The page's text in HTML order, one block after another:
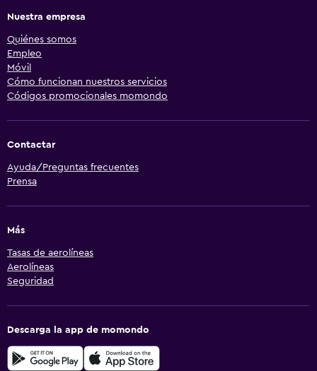
Nuestra empresa
Quiénes somos
Empleo
Móvil
Cómo funcionan nuestros servicios
Códigos promocionales momondo
Contactar
Ayuda/Preguntas frecuentes
Prensa
Más
Tasas de aerolíneas
Aerolíneas
Seguridad
Descarga la app de momondo